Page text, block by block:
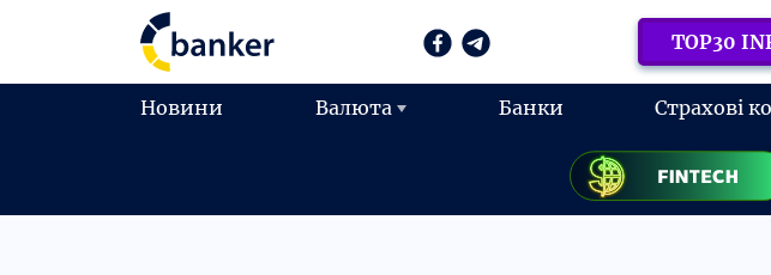
TOP30
Новини Валюта Банки Страхові